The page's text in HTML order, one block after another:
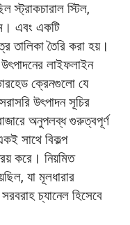
স্টিল,
এবং একটি
তালিকা তৈরি করা হয়।
লাইফলাইন
ক্রেনগুলো যে
উৎপাদন সূচির
অনুপলব্ধ গুরুত্বপূর্ণ
সাথে বিকল্প
করে। নিয়মিত
যা মূলধারার
চ্যানেল হিসেবে